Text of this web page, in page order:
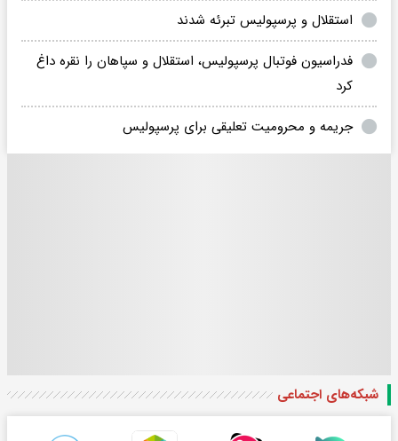
استقلال و پرسپولیس تبرئه شدند
فدراسیون فوتبال پرسپولیس، استقلال و سپاهان را نقره داغ
کرد
جریمه و محرومیت تعلیقی برای پرسپولیس
شبکه‌های اجتماعی